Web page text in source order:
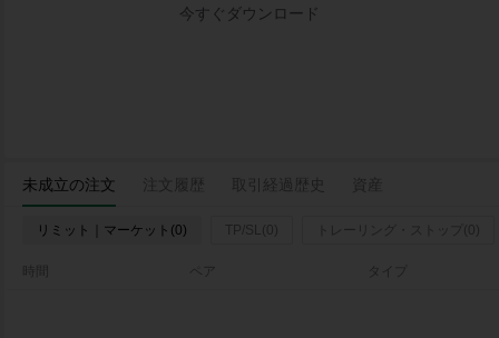
未成立の注文 注文履歴 取引経過歴史 資産
リミット｜マーケット(0) TP/SL(0) トレーリング・ストップ(0)
時間
今すぐダウンロード